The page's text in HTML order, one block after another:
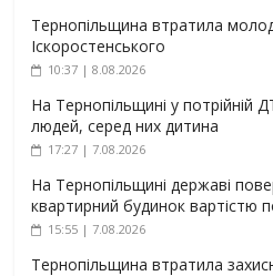
Тернопільщина втратила
Іскоростенського
10:37 | 8.08.2026
На Тернопільщині у потрійній
людей, серед них дитина
17:27 | 7.08.2026
На Тернопільщині державі
квартирний будинок вартістю
15:55 | 7.08.2026
Тернопільщина втратила